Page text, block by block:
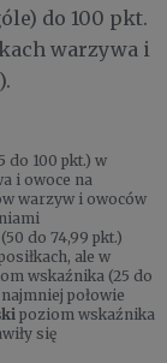
do 100 pkt.
warzywa i
do 100 pkt.) w
i owoce na
warzyw i owoców
do 74,99 pkt.)
ale w
wskaźnika (25 do
połowie
poziom wskaźnika
się